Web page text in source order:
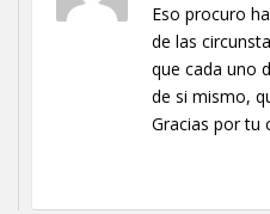
Eso procuro
de las
que cada uno
de si mismo,
Gracias por tu